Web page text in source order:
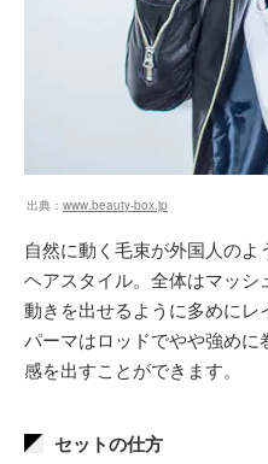
出典： www.beauty-box.jp
自然に動く毛束が外国人の
ヘアスタイル。全体はマッシ
動きを出せるように多めにレ
パーマはロッドでやや強め
感を出すことができます。
セットの仕方